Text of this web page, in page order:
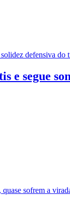
defensiva do
e segue
sofrem a